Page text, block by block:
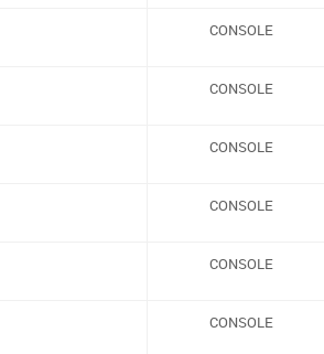
CONSOLE
CONSOLE
CONSOLE
CONSOLE
CONSOLE
CONSOLE